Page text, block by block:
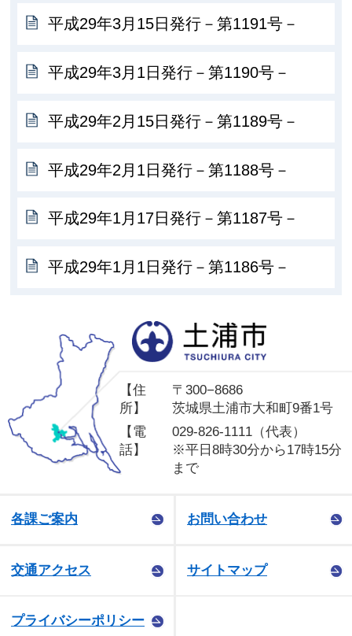
平成29年3月15日発行－第1191号－
平成29年3月1日発行－第1190号－
平成29年2月15日発行－第1189号－
平成29年2月1日発行－第1188号－
平成29年1月17日発行－第1187号－
平成29年1月1日発行－第1186号－
【住
所】
〒300−8686
茨城県土浦市大和町9番1号
【電
話】
029-826-1111（代表）
※平日8時30分から17時15分
まで
各課ご案内 お問い合わせ
交通アクセス サイトマップ
プライバシーポリシー